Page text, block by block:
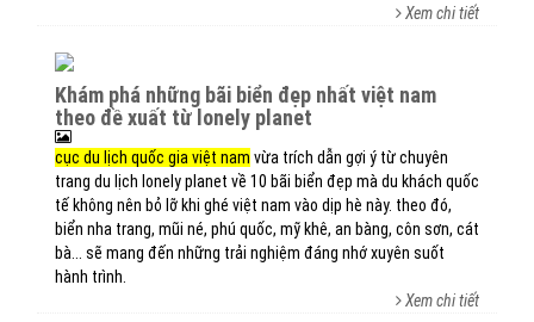
Xem chi tiết
khám phá những bãi biển đẹp nhất việt nam
theo đề xuất từ lonely planet
cục du lịch quốc gia việt nam vừa trích dẫn gợi ý từ chuyên
trang du lịch lonely planet về 10 bãi biển đẹp mà du khách quốc
tế không nên bỏ lỡ khi ghé việt nam vào dịp hè này. theo đó,
biển nha trang, mũi né, phú quốc, mỹ khê, an bàng, côn sơn, cát
bà... sẽ mang đến những trải nghiệm đáng nhớ xuyên suốt
hành trình.
Xem chi tiết